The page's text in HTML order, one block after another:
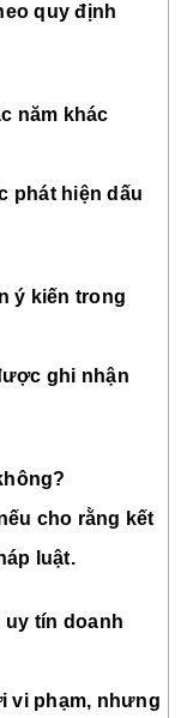
quy định
năm khác
phát hiện dấu
ý kiến trong
ghi nhận
cho rằng kết
luật.
uy tín doanh
vi phạm, nhưng